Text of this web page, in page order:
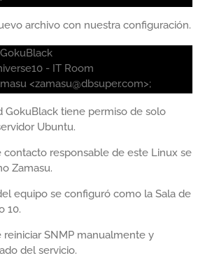
archivo con nuestra configuración.
- IT Room
<zamasu@dbsuper.com>;
GokuBlack tiene permiso de solo
Ubuntu.
contacto responsable de este Linux se
Zamasu.
equipo se configuró como la Sala de
10.
reiniciar SNMP manualmente y
del servicio.